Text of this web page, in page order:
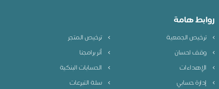
روابط هامة
ترخيص الجمعية
ترخيص المتجر
وقف احسان
أثر برامجنا
الإهداءات
الحسابات البنكية
إدارة حسابي
سلة التبرعات